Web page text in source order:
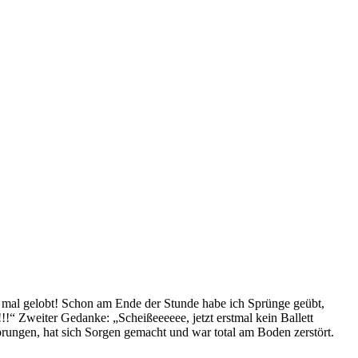
gelobt! Schon am Ende der Stunde habe ich Sprünge geübt,
Zweiter Gedanke: „Scheißeeeeee, jetzt erstmal kein Ballett
hat sich Sorgen gemacht und war total am Boden zerstört.